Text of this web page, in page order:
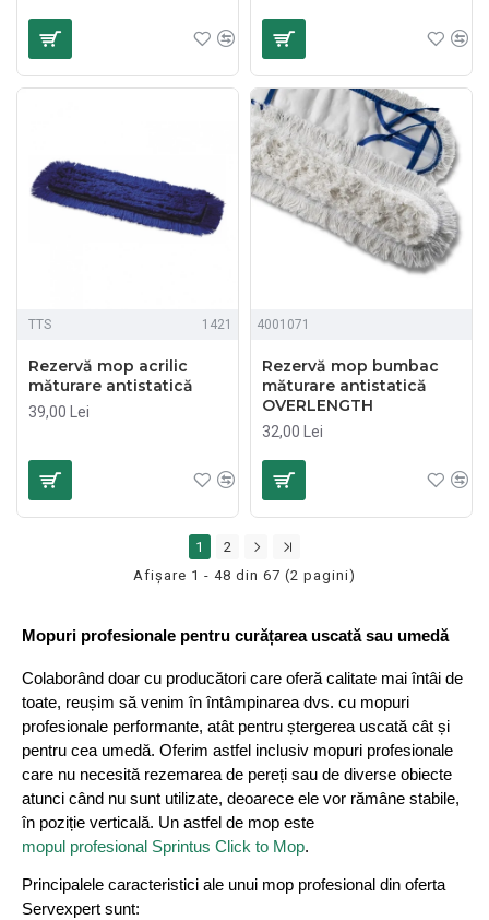
TTS 1421
Rezervă mop acrilic
măturare antistatică
39,00 Lei
4001071
Rezervă mop bumbac
măturare antistatică
OVERLENGTH
32,00 Lei
1
2
Afişare 1 - 48 din 67 (2 pagini)
Mopuri profesionale pentru curățarea uscată sau umedă
Colaborând doar cu producători care oferă calitate mai întâi de
toate, reușim să venim în întâmpinarea dvs. cu mopuri
profesionale performante, atât pentru ștergerea uscată cât și
pentru cea umedă. Oferim astfel inclusiv mopuri profesionale
care nu necesită rezemarea de pereți sau de diverse obiecte
atunci când nu sunt utilizate, deoarece ele vor rămâne stabile,
în poziție verticală. Un astfel de mop este
mopul profesional Sprintus Click to Mop.
Principalele caracteristici ale unui mop profesional din oferta
Servexpert sunt: